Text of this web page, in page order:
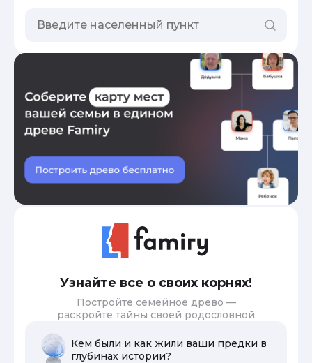
Узнайте все о своих корнях!
Постройте семейное древо —
раскройте тайны своей родословной
Кем были и как жили ваши предки в
глубинах истории?